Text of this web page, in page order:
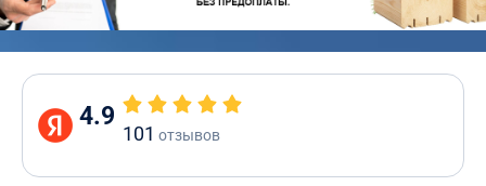
4.9
101 отзывов